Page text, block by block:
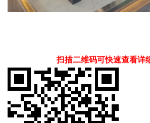
扫描二维码可快速查看详